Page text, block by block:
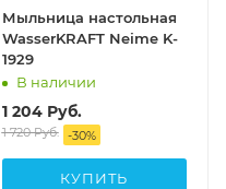
Мыльница настольная
WasserKRAFT Neime K-
1929
В наличии
1 204Руб.
1 720Руб. -30%
КУПИТЬ